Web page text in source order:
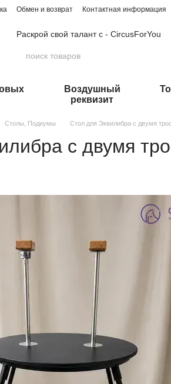
Обмен и возврат Контактная информация
Раскрой свой талант с - CircusForYou
Воздушный
реквизит
Столы, Подиумы Стол для Эквилибра с двумя
с двумя